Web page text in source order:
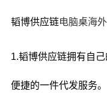
韬博供应链电脑桌海
1.韬博供应链拥有自
便捷的一件代发服务。